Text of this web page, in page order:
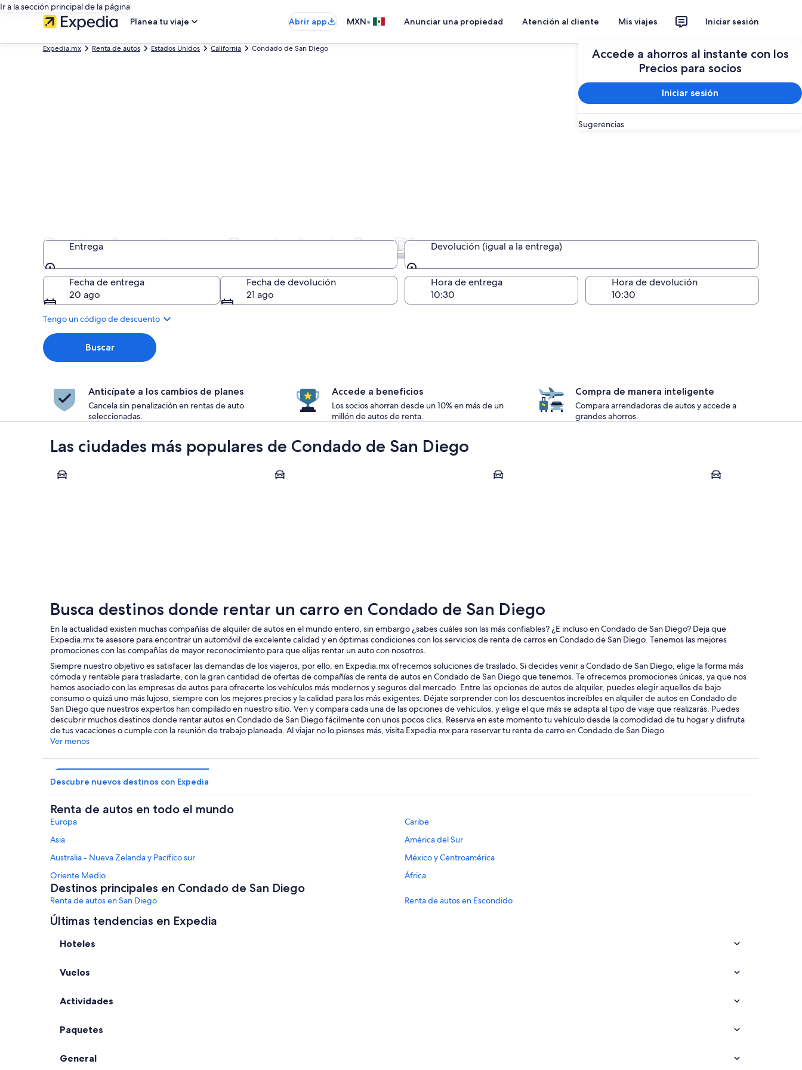
Ir a la sección principal de la página
Planea tu viaje
Abrir app MXN• Anunciar una propiedad Atención al cliente Mis viajes Iniciar sesión
Accede a ahorros al instante con los
Precios para socios
Iniciar sesión
Sugerencias
Expedia.mx Renta de autos Estados Unidos California Condado de San Diego Planear un viaje
Renta de autos en Condado de San Diego
Entrega
Entrega
Devolución (igual a la entrega)
Devolución (igual a la entrega)
Fecha de entrega
20 ago
Fecha de devolución
21 ago
Hora de entrega Hora de devolución
Tengo un código de descuento
Buscar
Anticípate a los cambios de planes
Cancela sin penalización en rentas de auto
seleccionadas.
Accede a beneficios
Los socios ahorran desde un 10% en más de un
millón de autos de renta.
Compra de manera inteligente
Compara arrendadoras de autos y accede a
grandes ahorros.
Las ciudades más populares de Condado de San Diego
San Diego Chula Vista Escondido Carlsbad
Busca destinos donde rentar un carro en Condado de San Diego
En la actualidad existen muchas compañías de alquiler de autos en el mundo entero, sin embargo ¿sabes cuáles son las más confiables? ¿E incluso en Condado de San Diego? Deja que
Expedia.mx te asesore para encontrar un automóvil de excelente calidad y en óptimas condiciones con los servicios de renta de carros en Condado de San Diego. Tenemos las mejores
promociones con las compañías de mayor reconocimiento para que elijas rentar un auto con nosotros.
Siempre nuestro objetivo es satisfacer las demandas de los viajeros, por ello, en Expedia.mx ofrecemos soluciones de traslado. Si decides venir a Condado de San Diego, elige la forma más
cómoda y rentable para trasladarte, con la gran cantidad de ofertas de compañías de renta de autos en Condado de San Diego que tenemos. Te ofrecemos promociones únicas, ya que nos
hemos asociado con las empresas de autos para ofrecerte los vehículos más modernos y seguros del mercado. Entre las opciones de autos de alquiler, puedes elegir aquellos de bajo
consumo o quizá uno más lujoso, siempre con los mejores precios y la calidad para los más exigentes. Déjate sorprender con los descuentos increíbles en alquiler de autos en Condado de
San Diego que nuestros expertos han compilado en nuestro sitio. Ven y compara cada una de las opciones de vehículos, y elige el que más se adapta al tipo de viaje que realizarás. Puedes
descubrir muchos destinos donde rentar autos en Condado de San Diego fácilmente con unos pocos clics. Reserva en este momento tu vehículo desde la comodidad de tu hogar y disfruta
de tus vacaciones o cumple con la reunión de trabajo planeada. Al viajar no lo pienses más, visita Expedia.mx para reservar tu renta de carro en Condado de San Diego.
Ver menos
Descubre nuevos destinos con Expedia
Renta de autos en todo el mundo
Europa
Caribe
Asia
América del Sur
Australia - Nueva Zelanda y Pacífico sur
México y Centroamérica
Oriente Medio
África
Destinos principales en Condado de San Diego
Renta de autos en San Diego
Renta de autos en Escondido
Renta de autos en Carlsbad
Renta de autos en Del Mar
Alquiler de autos en otros destinos
Renta de autos en Orlando
Últimas tendencias en Expedia
Hoteles
Vuelos
Actividades
Paquetes
General